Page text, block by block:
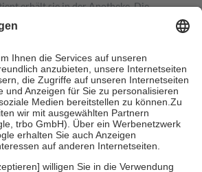
erhält sie in der Apotheke. Die
übernimmt in der Regel die
trägt einen Teil davon als Zuzahlung
Zuzahlungen in Höhe von zehn
mindestens jedochfünf Euround
sind jedoch nie mehr als die tatsächlichen
entrichten.
auch für Online-Apotheken.
Krankenpflege beträgt die
der Kosten sowie zehn Euro je